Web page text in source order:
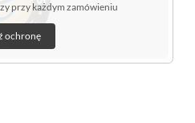
przy każdym zamówieniu
ochronę